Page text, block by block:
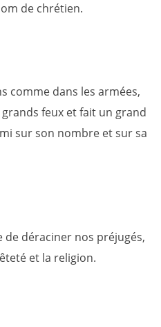
de chrétien.
comme dans les armées,
feux et fait un grand
sur son nombre et sur sa
de déraciner nos préjugés,
et la religion.